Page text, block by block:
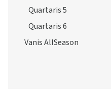
Quartaris 5
Quartaris 6
Vanis AllSeason